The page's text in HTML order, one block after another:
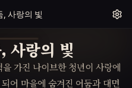
, 사랑의 빛
사랑의 빛
가진 나이브한 청년이 사랑에
어 마을에 숨겨진 어둠과 대면